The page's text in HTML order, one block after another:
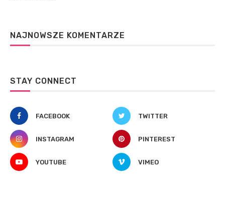
NAJNOWSZE KOMENTARZE
STAY CONNECT
FACEBOOK TWITTER
INSTAGRAM PINTEREST
YOUTUBE VIMEO